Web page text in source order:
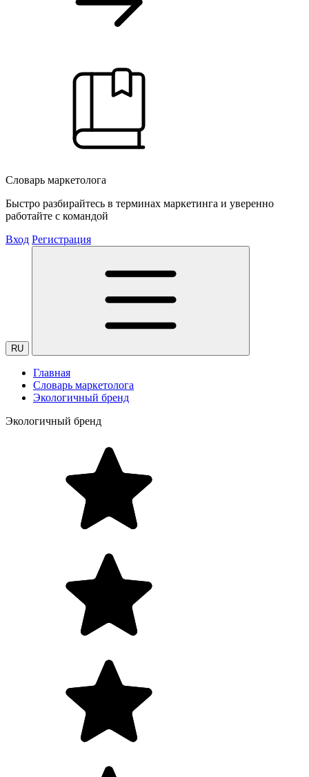
Словарь маркетолога
Быстро разбирайтесь в терминах маркетинга и уверенно
работайте с командой
Вход Регистрация
RU
Главная
Словарь маркетолога
Экологичный бренд
Экологичный бренд